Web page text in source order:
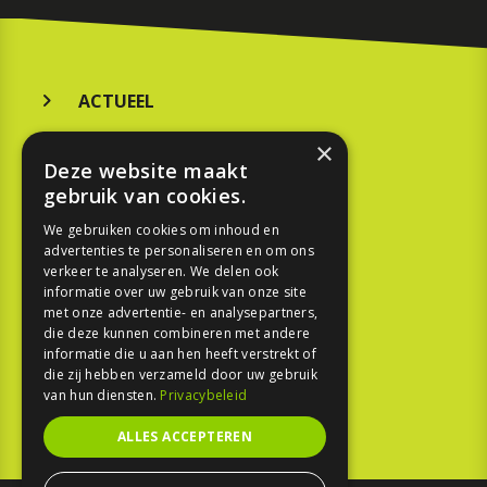
ACTUEEL
KOOPGIDS
TESTEN
SPORT
REPORTAGE
TOUREN
NIEUWSBRIEF
×
Deze website maakt
gebruik van cookies.
We gebruiken cookies om inhoud en
advertenties te personaliseren en om ons
verkeer te analyseren. We delen ook
informatie over uw gebruik van onze site
met onze advertentie- en analysepartners,
die deze kunnen combineren met andere
informatie die u aan hen heeft verstrekt of
die zij hebben verzameld door uw gebruik
van hun diensten. Privacybeleid
ALLES ACCEPTEREN